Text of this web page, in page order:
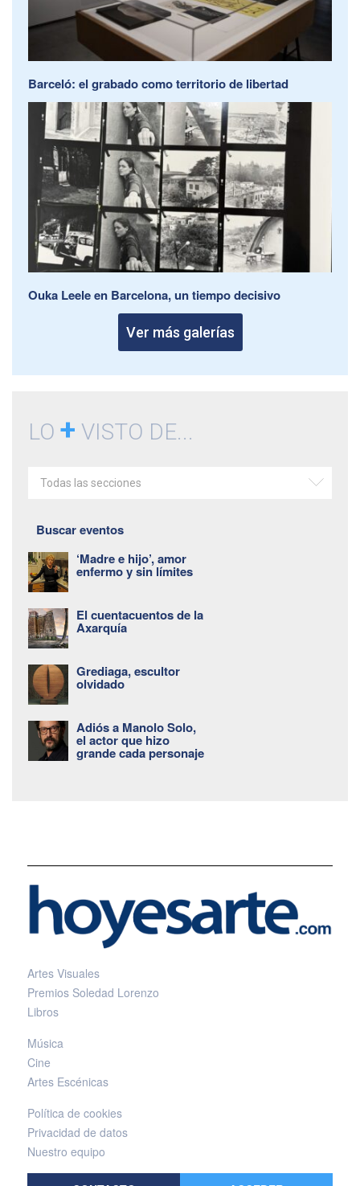
Barceló: el grabado como territorio de libertad
Ouka Leele en Barcelona, un tiempo decisivo
Ver más galerías
LO + VISTO DE...
Todas las secciones
Buscar eventos
‘Madre e hijo’, amor
enfermo y sin límites
El cuentacuentos de la
Axarquía
Grediaga, escultor
olvidado
Adiós a Manolo Solo,
el actor que hizo
grande cada personaje
Artes Visuales
Premios Soledad Lorenzo
Libros
Música
Cine
Artes Escénicas
Política de cookies
Privacidad de datos
Nuestro equipo